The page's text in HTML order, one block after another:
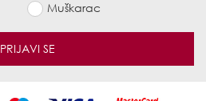
Muškarac
PRIJAVI SE